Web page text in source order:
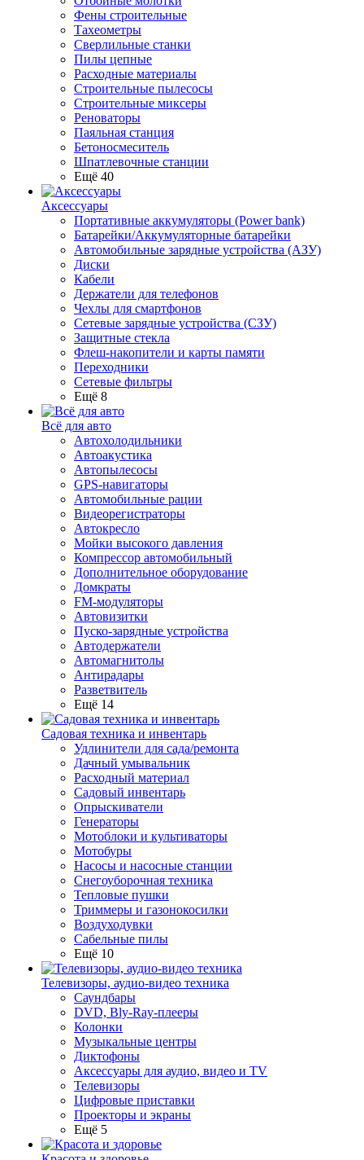
Фены строительные
Тахеометры
Сверлильные станки
Пилы цепные
Расходные материалы
Строительные пылесосы
Строительные миксеры
Реноваторы
Паяльная станция
Бетоносмеситель
Шпатлевочные станции
Ещё 40
Аксессуары
Портативные аккумуляторы (Power bank)
Батарейки/Аккумуляторные батарейки
Автомобильные зарядные устройства (АЗУ)
Диски
Кабели
Держатели для телефонов
Чехлы для смартфонов
Сетевые зарядные устройства (СЗУ)
Защитные стекла
Флеш-накопители и карты памяти
Переходники
Сетевые фильтры
Ещё 8
Всё для авто
Автохолодильники
Автоакустика
Автопылесосы
GPS-навигаторы
Автомобильные рации
Видеорегистраторы
Автокресло
Мойки высокого давления
Компрессор автомобильный
Дополнительное оборудование
Домкраты
FM-модуляторы
Автовизитки
Пуско-зарядные устройства
Автодержатели
Автомагнитолы
Антирадары
Разветвитель
Ещё 14
Садовая техника и инвентарь
Удлинители для сада/ремонта
Дачный умывальник
Расходный материал
Садовый инвентарь
Опрыскиватели
Генераторы
Мотоблоки и культиваторы
Мотобуры
Насосы и насосные станции
Снегоуборочная техника
Тепловые пушки
Триммеры и газонокосилки
Воздуходувки
Сабельные пилы
Ещё 10
Телевизоры, аудио-видео техника
Саундбары
DVD, Bly-Ray-плееры
Колонки
Музыкальные центры
Диктофоны
Аксессуары для аудио, видео и TV
Телевизоры
Цифровые приставки
Проекторы и экраны
Ещё 5